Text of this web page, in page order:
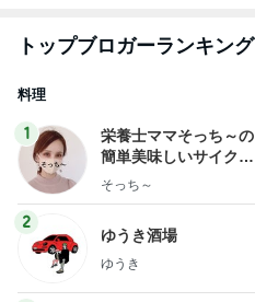
トップブロガーランキング
料理
1
栄養士ママそっち～の
簡単美味しいサイクル
献立
そっち～
2
ゆうき酒場
ゆうき